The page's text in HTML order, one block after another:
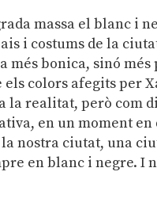
massa el blanc i
i costums de la
més bonica, sinó
colors afegits per
la realitat, però com
en un moment en
nostra ciutat, una
en blanc i negre. I